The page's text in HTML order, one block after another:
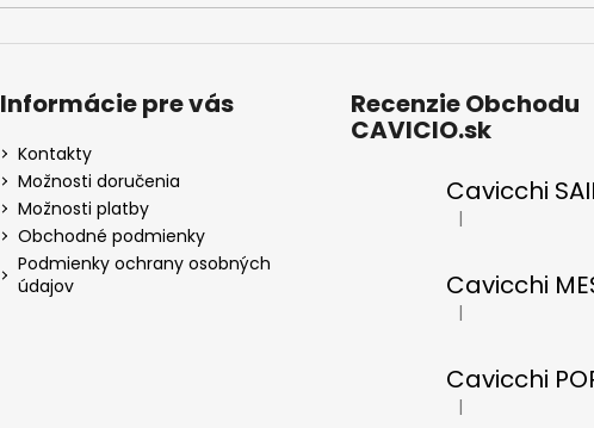
Informácie pre vás
Kontakty
Možnosti doručenia
Možnosti platby
Obchodné podmienky
Podmienky ochrany osobných
údajov
Recenzie Obchodu
CAVICIO.sk
Hodnotenie
|
Hodnotenie
|
Hodnotenie
|